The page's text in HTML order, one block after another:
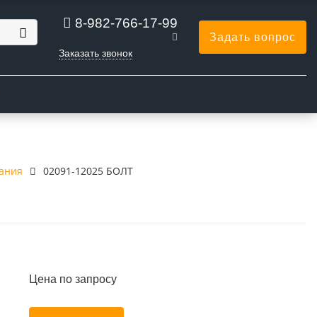
8-982-766-17-99
Заказать звонок
Задать вопрос
02091-12025 БОЛТ
Цена по запросу